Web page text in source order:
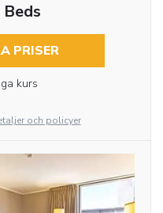
PRISER
kurs
och policyer